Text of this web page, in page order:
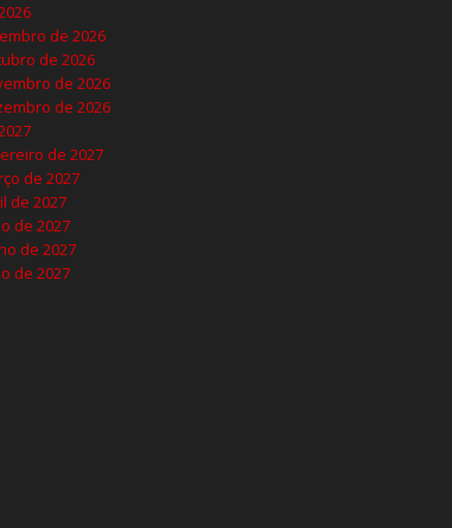
de 2026
de 2026
de 2026
de 2026
de 2027
de 2027
de 2027
de 2027
de 2027
de 2027